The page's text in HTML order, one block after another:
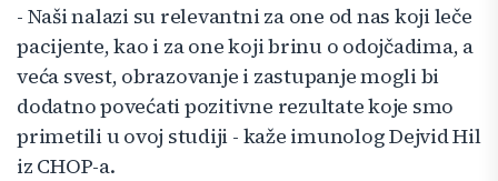
- Naši nalazi su relevantni za one od nas koji leče
pacijente, kao i za one koji brinu o odojčadima, a
veća svest, obrazovanje i zastupanje mogli bi
dodatno povećati pozitivne rezultate koje smo
primetili u ovoj studiji - kaže imunolog Dejvid Hil
iz CHOP-a.